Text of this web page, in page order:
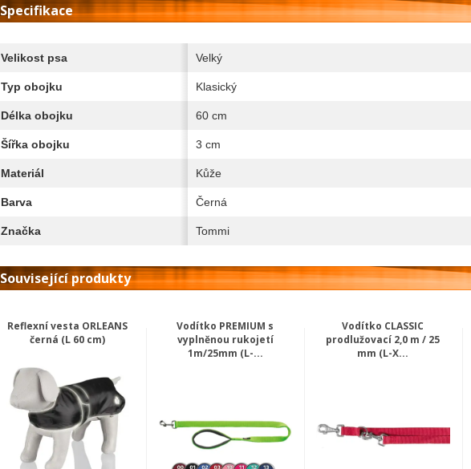
Specifikace
Velikost psa Velký
Typ obojku Klasický
Délka obojku 60 cm
Šířka obojku 3 cm
Materiál Kůže
Barva Černá
Značka Tommi
Související produkty
Reflexní vesta ORLEANS
černá (L 60 cm)
Vodítko PREMIUM s
vyplněnou rukojetí
1m/25mm (L-...
Vodítko CLASSIC
prodlužovací 2,0 m / 25
mm (L-X...